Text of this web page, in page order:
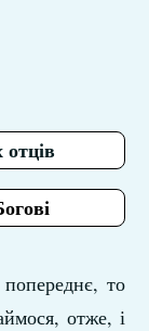
то
отже, і